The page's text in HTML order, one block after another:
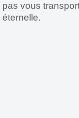
pas vous
éternelle.